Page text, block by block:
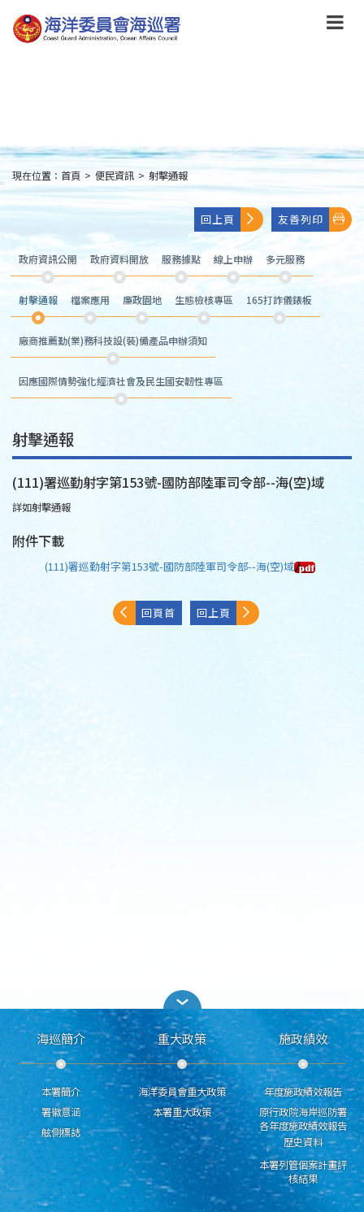
到
主
:::
現在位置： 首頁 > 便民資訊 > 射擊通報
回上頁 友善列印
政府資訊公開 政府資料開放 服務據點 線上申辦 多元服務
射擊通報 檔案應用 廉政園地 生態檢核專區 165打詐儀錶板
廠商推薦勤(業)務科技設(裝)備產品申辦須知
因應國際情勢強化經濟社會及民生國安韌性專區
射擊通報
(111)署巡勤射字第153號-國防部陸軍司令部--海(空)域
詳如射擊通報
附件下載
(111)署巡勤射字第153號-國防部陸軍司令部--海(空)域
回頁首 回上頁
海巡簡介
本署簡介
署徽意涵
舷側標誌
重大政策
海洋委員會重大政策
本署重大政策
施政績效
年度施政績效報告
原行政院海岸巡防署
各年度施政績效報告
歷史資料
本署列管個案計畫評
核結果